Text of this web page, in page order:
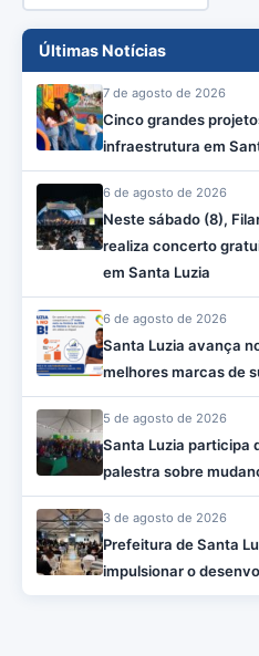
Últimas Notícias
7 de agosto de 2026
Cinco grandes
infraestrutura em
6 de agosto de 2026
Neste sábado (8),
realiza concerto
em Santa Luzia
6 de agosto de 2026
Santa Luzia avança
melhores marcas de
5 de agosto de 2026
Santa Luzia participa
palestra sobre
3 de agosto de 2026
Prefeitura de Santa
impulsionar o